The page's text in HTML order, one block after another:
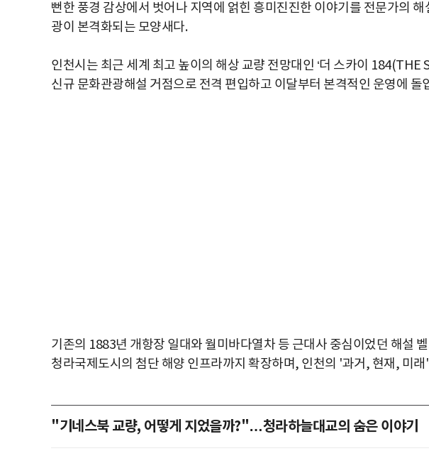
뻔한 풍경 감상에서 벗어나 지역에 얽힌 흥미진진한 이야기를 전문가의
광이 본격화되는 모양새다.
인천시는 최근 세계 최고 높이의 해상 교량 전망대인 ‘더 스카이 184(THE
신규 문화관광해설 거점으로 전격 편입하고 이달부터 본격적인 운영에 돌
기존의 1883년 개항장 일대와 월미바다열차 등 근대사 중심이었던 해설
청라국제도시의 첨단 해양 인프라까지 확장하며, 인천의 '과거, 현재, 미
"기네스북 교량, 어떻게 지었을까?"…청라하늘대교의 숨은 이야기